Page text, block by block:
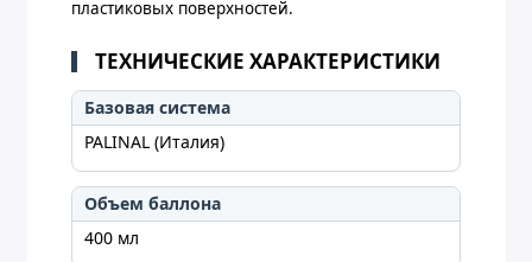
пластиковых поверхностей.
ТЕХНИЧЕСКИЕ ХАРАКТЕРИСТИКИ
Базовая система
PALINAL (Италия)
Объем баллона
400 мл